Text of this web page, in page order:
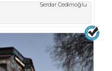
Serdar Cedimoğlu